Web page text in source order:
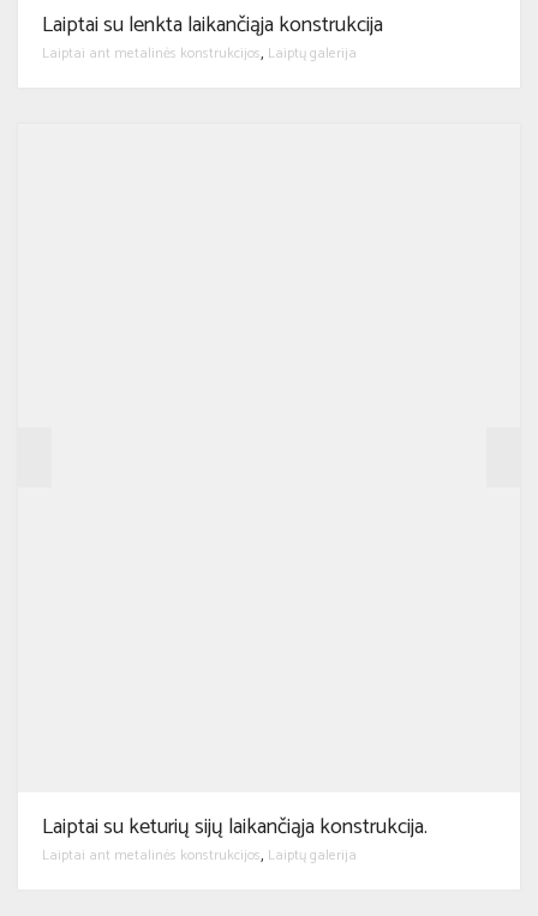
Laiptai su lenkta laikančiąja konstrukcija
Laiptai ant metalinės konstrukcijos Laiptų galerija
Laiptai su keturių sijų laikančiąja konstrukcija.
Laiptai ant metalinės konstrukcijos Laiptų galerija